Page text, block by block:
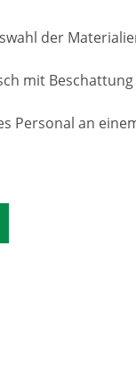
der
mit
Personal an